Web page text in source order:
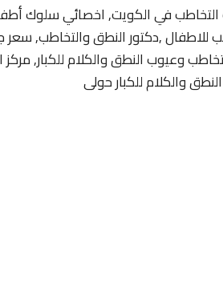
في الكويت, اخصائي سلوك
وعيوب النطق والكلام للكبار,
والكلام للكبار حولى